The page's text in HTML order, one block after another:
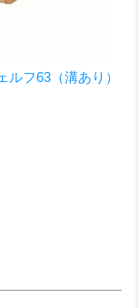
フ63（溝あり）